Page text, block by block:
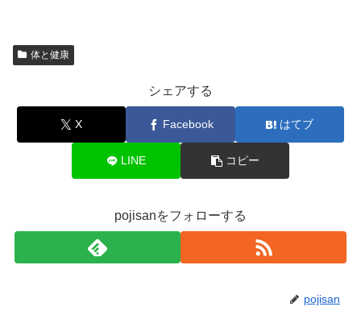
体と健康
シェアする
X Facebook はてブ
LINE コピー
pojisanをフォローする
pojisan